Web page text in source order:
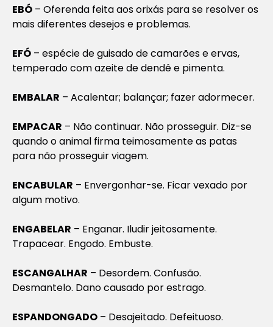
EBÓ – Oferenda feita aos orixás para se resolver os
mais diferentes desejos e problemas.
EFÓ – espécie de guisado de camarões e ervas,
temperado com azeite de dendê e pimenta.
EMBALAR – Acalentar; balançar; fazer adormecer.
EMPACAR – Não continuar. Não prosseguir. Diz-se
quando o animal firma teimosamente as patas
para não prosseguir viagem.
ENCABULAR – Envergonhar-se. Ficar vexado por
algum motivo.
ENGABELAR – Enganar. Iludir jeitosamente.
Trapacear. Engodo. Embuste.
ESCANGALHAR – Desordem. Confusão.
Desmantelo. Dano causado por estrago.
ESPANDONGADO – Desajeitado. Defeituoso.